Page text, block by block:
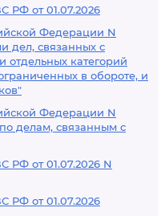
РФ от 01.07.2026
Федерации N
дел, связанных с
отдельных категорий
в обороте, и
Федерации N
делам, связанным с
РФ от 01.07.2026 N
РФ от 01.07.2026